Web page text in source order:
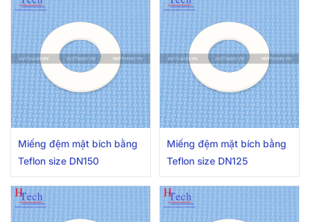
Miếng đệm mặt bích bằng
Teflon size DN150
Miếng đệm mặt bích bằng
Teflon size DN125